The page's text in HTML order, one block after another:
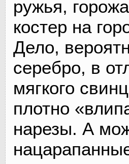
ружья,
костер на
Дело,
серебро, в
мягкого
плотно
нарезы. А